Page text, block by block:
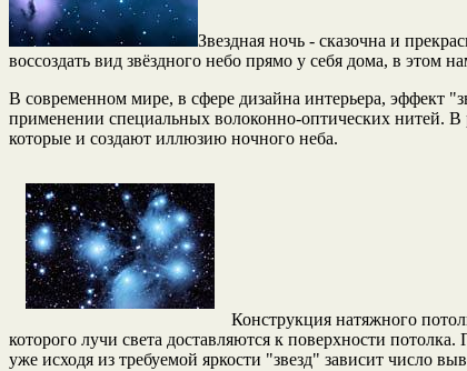
Звездная ночь - сказочна и
воссоздать вид звёздного небо прямо у себя дома, в этом
В современном мире, в сфере дизайна интерьера, эффект
применении специальных волоконно-оптических нитей. В
которые и создают иллюзию ночного неба.
Конструкция натяжного
которого лучи света доставляются к поверхности
уже исходя из требуемой яркости "звезд" зависит число